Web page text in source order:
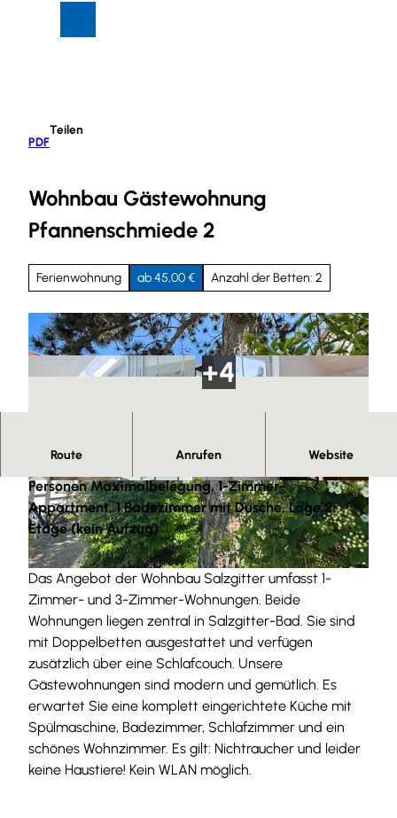
PDF
Teilen
Wohnbau Gästewohnung
Pfannenschmiede 2
Ferienwohnung ab 45,00 € Anzahl der Betten: 2
© Wohnbau Salzgitter | CC-BY-ND
© Wohnbau Salzgitter |CC-BY-ND © Wohnbau Salzgitter |CC-BY-ND
Route Anrufen Website
Kurzbeschreibung: Wohnfläche ca. 47 qm, 3
Personen Maximalbelegung, 1-Zimmer-
Appartment, 1 Badezimmer mit Dusche, Lage 2.
Etage (kein Aufzug)
Das Angebot der Wohnbau Salzgitter umfasst 1-
Zimmer- und 3-Zimmer-Wohnungen. Beide
Wohnungen liegen zentral in Salzgitter-Bad. Sie sind
mit Doppelbetten ausgestattet und verfügen
zusätzlich über eine Schlafcouch. Unsere
Gästewohnungen sind modern und gemütlich. Es
erwartet Sie eine komplett eingerichtete Küche mit
Spülmaschine, Badezimmer, Schlafzimmer und ein
schönes Wohnzimmer. Es gilt: Nichtraucher und leider
keine Haustiere! Kein WLAN möglich.